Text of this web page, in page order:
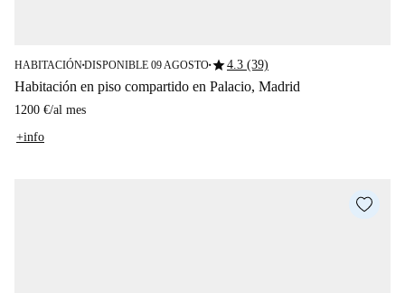
HABITACIÓN■DISPONIBLE 09 AGOSTO■star4.3 (39)
Habitación en piso compartido en Palacio, Madrid
1200 €/al mes
+info